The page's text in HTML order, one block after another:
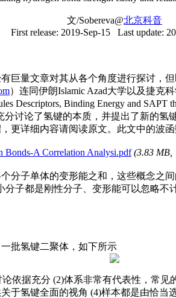
文/Sobereva@北京科音
First release: 2019-Sep-15 Last update:
巨量文章对其从各个角度进行探讨，
）连同伊朗Islamic Azad大学以及捷克
Descriptors, Binding Energy and
分讨论了氢键的本质，并提出了新的
更详细内容请阅读原文。此文中的波
Bonds-A Correlation Analysi.pdf (3.83 MB,
分子单体的变形能之和，这些概念之
子都是刚性分子、变形能可以忽略不
批氢键二聚体，如下所示
依据充分 (2)体系非常有代表性，常
于氢键全面的视角 (4)样本都是由恰